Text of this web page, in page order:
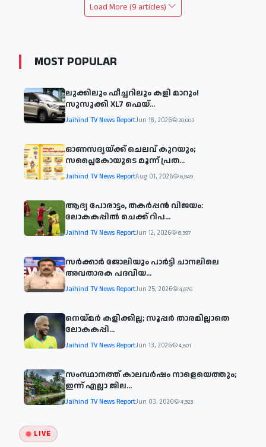
Load More (9 articles)
MOST POPULAR
ലുക്കിലും ഫീച്ചറിലും കളി മാറും!
സുസുക്കി XL7 ഫെയ്‌...
Jaihind TV News ReportJun 18, 2026 28,003
ഓണസദ്യയ്ക്ക് ചെലവ് കുറയും;
സപ്ലൈകോയുടെ മൂന്ന് പ്രത...
Jaihind TV News ReportAug 01, 2026 6,849
ആദ്യ പോരാട്ടം, തകർപ്പൻ വിജയം:
ലോകകപ്പിൽ ചെക്ക് റിപ...
Jaihind TV News ReportJun 12, 2026 6,397
സര്‍ക്കാര്‍ ജോലിയും പാര്‍ട്ടി ചാനലിലെ
അവതാരക പദവിയ...
Jaihind TV News ReportJun 25, 2026 4,876
നെയ്മര്‍ കളിക്കില്ല; സൂപ്പര്‍ താരമില്ലാതെ
ലോകകപ്പി...
Jaihind TV News ReportJun 13, 2026 4,601
സംസ്ഥാനത്ത് കാലവര്‍ഷം നാളെയെത്തും;
ഇന്ന് എല്ലാ ജില...
Jaihind TV News ReportJun 03, 2026 4,323
LIVE